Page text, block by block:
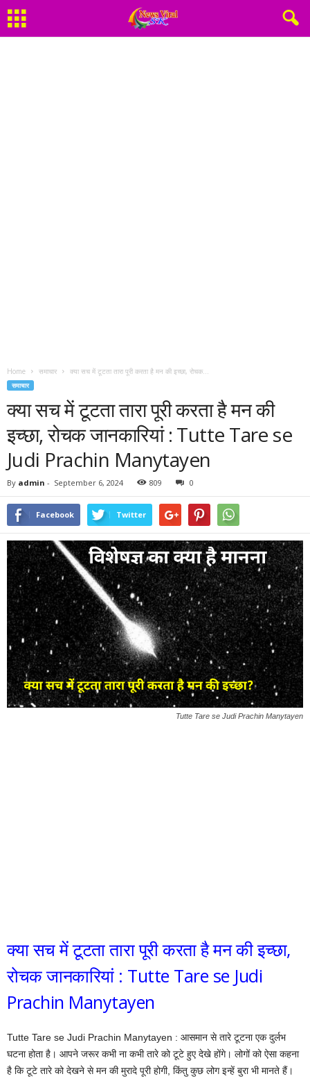
Home समाचार क्या सच में टूटता तारा पूरी करता है मन की इच्छा, रोचक...
समाचार
क्या सच में टूटता तारा पूरी करता है मन की
इच्छा, रोचक जानकारियां : Tutte Tare se
Judi Prachin Manytayen
By admin - September 6, 2024 809 0
Facebook Twitter
Tutte Tare se Judi Prachin Manytayen
क्या सच में टूटता तारा पूरी करता है मन की इच्छा,
रोचक जानकारियां : Tutte Tare se Judi
Prachin Manytayen
Tutte Tare se Judi Prachin Manytayen : आसमान से तारे टूटना एक दुर्लभ
घटना होता है। आपने जरूर कभी ना कभी तारे को टूटे हुए देखे होंगे। लोगों को ऐसा कहना
है कि टूटे तारे को देखने से मन की मुरादे पूरी होगी, किंतु कुछ लोग इन्हें बुरा भी मानते हैं।